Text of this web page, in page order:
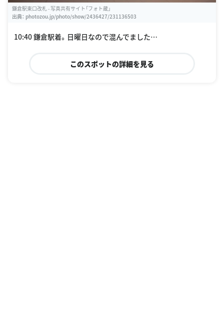
鎌倉駅東口改札 - 写真共有サイト「フォト蔵」
出典： photozou.jp/photo/show/2436427/231136503
10:40 鎌倉駅着。日曜日なので混んでました…
このスポットの詳細を見る